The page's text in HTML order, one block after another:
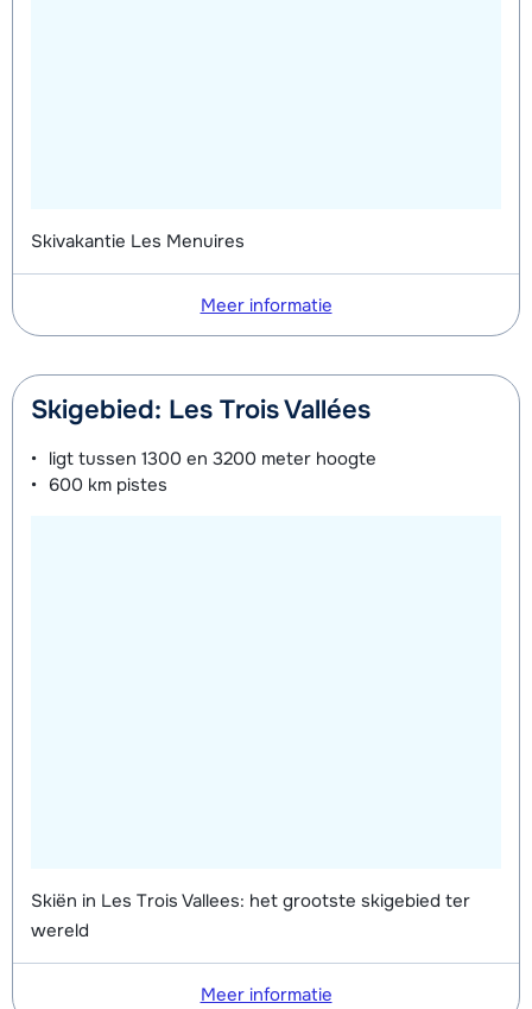
Skivakantie Les Menuires
Meer informatie
Skigebied: Les Trois Vallées
ligt tussen 1300 en 3200 meter hoogte
600 km pistes
Skiën in Les Trois Vallees: het grootste skigebied ter
wereld
Meer informatie